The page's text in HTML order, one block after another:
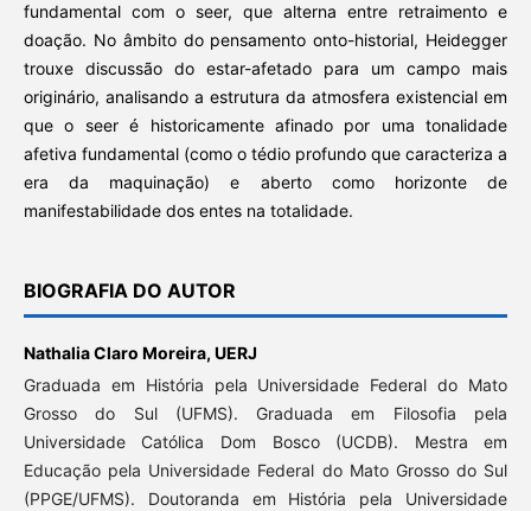
fundamental com o seer, que alterna entre retraimento e
doação. No âmbito do pensamento onto-historial, Heidegger
trouxe discussão do estar-afetado para um campo mais
originário, analisando a estrutura da atmosfera existencial em
que o seer é historicamente afinado por uma tonalidade
afetiva fundamental (como o tédio profundo que caracteriza a
era da maquinação) e aberto como horizonte de
manifestabilidade dos entes na totalidade.
BIOGRAFIA DO AUTOR
Nathalia Claro Moreira, UERJ
Graduada em História pela Universidade Federal do Mato
Grosso do Sul (UFMS). Graduada em Filosofia pela
Universidade Católica Dom Bosco (UCDB). Mestra em
Educação pela Universidade Federal do Mato Grosso do Sul
(PPGE/UFMS). Doutoranda em História pela Universidade